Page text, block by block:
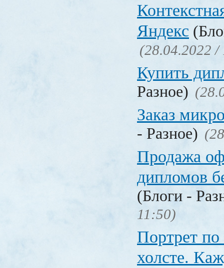
Яндекс
(28.04.2022 /
Купить
Разное)
Заказ
- Разное)
Продажа
дипломов
(Блоги -
11:50)
Портрет
холсте.